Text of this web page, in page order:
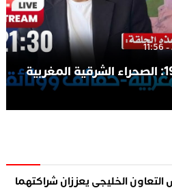
الثقة فالوثيقة 194: الصحراء الشرقية المغربية
الخليجي يعززان شراكتهما